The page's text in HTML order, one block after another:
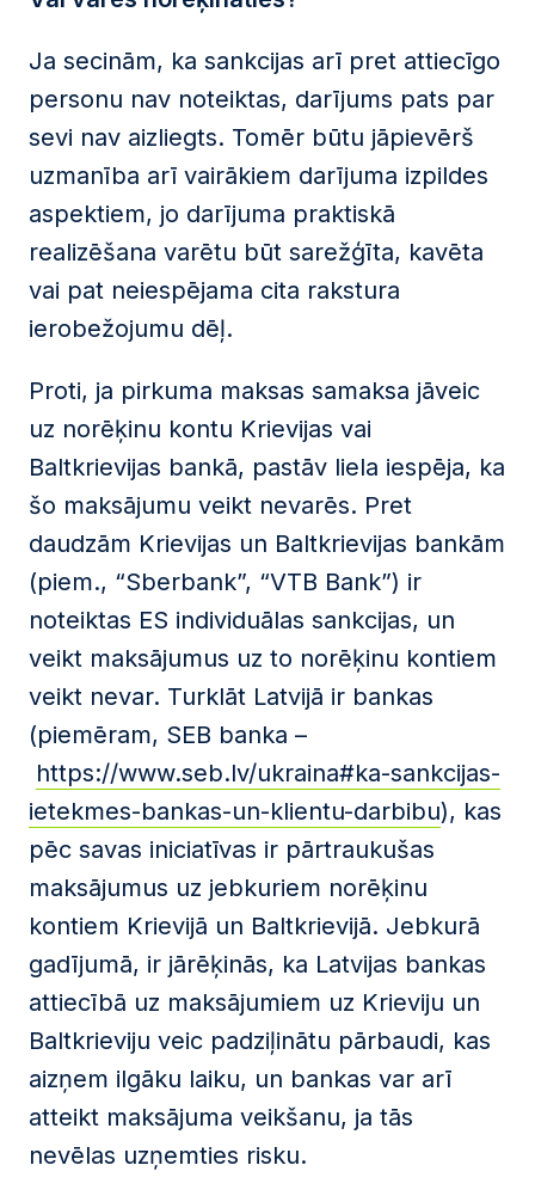
Ja secinām, ka sankcijas arī pret attiecīgo
personu nav noteiktas, darījums pats par
sevi nav aizliegts. Tomēr būtu jāpievērš
uzmanība arī vairākiem darījuma izpildes
aspektiem, jo darījuma praktiskā
realizēšana varētu būt sarežģīta, kavēta
vai pat neiespējama cita rakstura
ierobežojumu dēļ.
Proti, ja pirkuma maksas samaksa jāveic
uz norēķinu kontu Krievijas vai
Baltkrievijas bankā, pastāv liela iespēja, ka
šo maksājumu veikt nevarēs. Pret
daudzām Krievijas un Baltkrievijas bankām
(piem., “Sberbank”, “VTB Bank”) ir
noteiktas ES individuālas sankcijas, un
veikt maksājumus uz to norēķinu kontiem
veikt nevar. Turklāt Latvijā ir bankas
(piemēram, SEB banka –
https://www.seb.lv/ukraina#ka-sankcijas-
ietekmes-bankas-un-klientu-darbibu), kas
pēc savas iniciatīvas ir pārtraukušas
maksājumus uz jebkuriem norēķinu
kontiem Krievijā un Baltkrievijā. Jebkurā
gadījumā, ir jārēķinās, ka Latvijas bankas
attiecībā uz maksājumiem uz Krieviju un
Baltkrieviju veic padziļinātu pārbaudi, kas
aizņem ilgāku laiku, un bankas var arī
atteikt maksājuma veikšanu, ja tās
nevēlas uzņemties risku.